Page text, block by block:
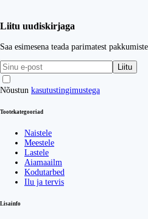
Liitu uudiskirjaga
Saa esimesena teada parimatest
Liitu
Nõustun kasutustingimustega
Tootekategooriad
Naistele
Meestele
Lastele
Aiamaailm
Kodutarbed
Ilu ja tervis
Lisainfo